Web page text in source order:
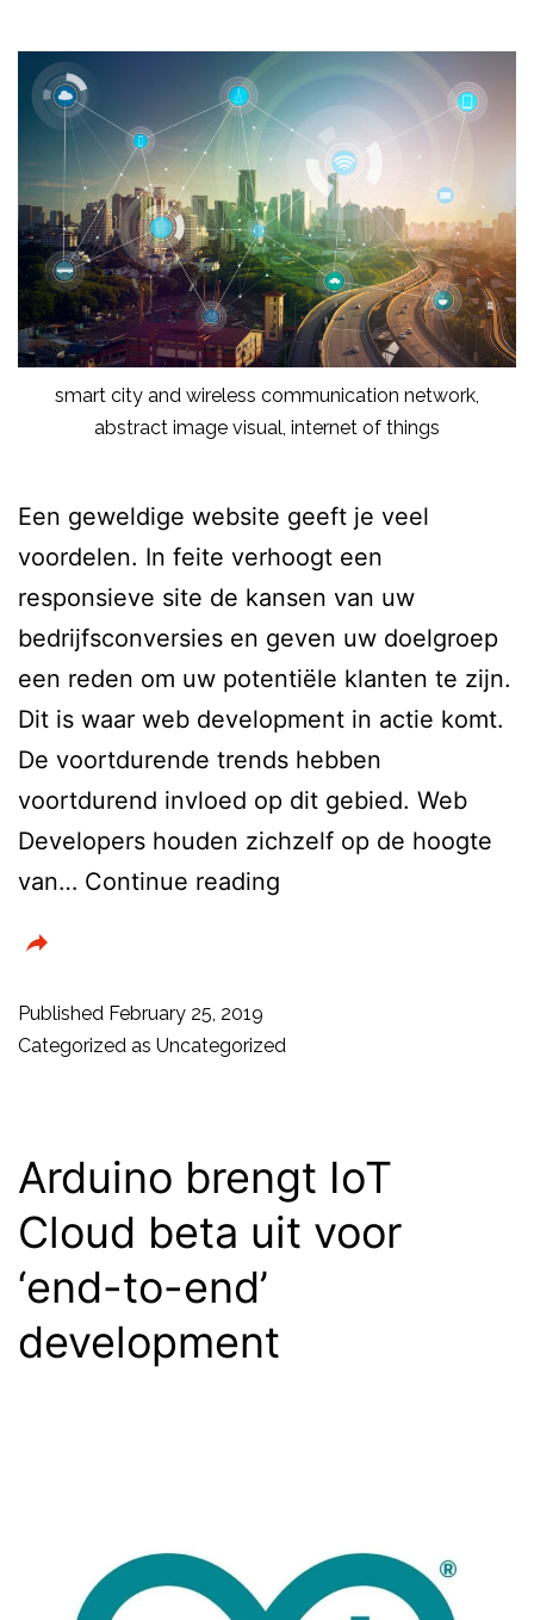
smart city and wireless communication network,
abstract image visual, internet of things
Een geweldige website geeft je veel
voordelen. In feite verhoogt een
responsieve site de kansen van uw
bedrijfsconversies en geven uw doelgroep
een reden om uw potentiële klanten te zijn.
Dit is waar web development in actie komt.
De voortdurende trends hebben
voortdurend invloed op dit gebied. Web
Developers houden zichzelf op de hoogte
van… Continue reading
om
te
bekijken
Published February 25, 2019
Categorized as Uncategorized
Arduino brengt IoT
Cloud beta uit voor
‘end-to-end’
development